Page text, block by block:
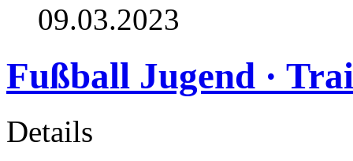
09.03.2023
Fußball Jugend ·
Details